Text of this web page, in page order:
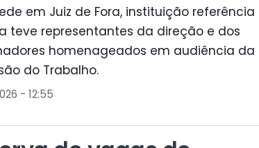
em Juiz de Fora, instituição
teve representantes da direção e dos
homenageados em audiência da
do Trabalho.
- 12:55